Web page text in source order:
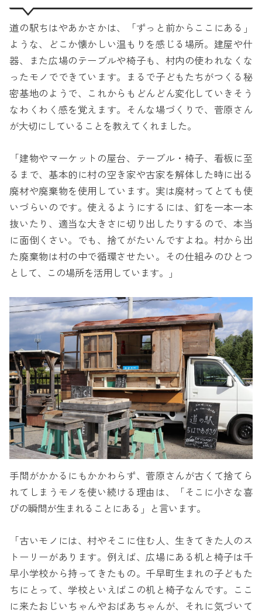
道の駅ちはやあかさかは、「ずっと前からここにある」
ような、どこか懐かしい温もりを感じる場所。建屋や什
器、また広場のテーブルや椅子も、村内の使われなくな
ったモノでできています。まるで子どもたちがつくる秘
密基地のようで、これからもどんどん変化していきそう
なわくわく感を覚えます。そんな場づくりで、菅原さん
が大切にしていることを教えてくれました。
「建物やマーケットの屋台、テーブル・椅子、看板に至
るまで、基本的に村の空き家や古家を解体した時に出る
廃材や廃棄物を使用しています。実は廃材ってとても使
いづらいのです。使えるようにするには、釘を一本一本
抜いたり、適当な大きさに切り出したりするので、本当
に面倒くさい。でも、捨てがたいんですよね。村から出
た廃棄物は村の中で循環させたい。その仕組みのひとつ
として、この場所を活用しています。」
手間がかかるにもかかわらず、菅原さんが古くて捨てら
れてしまうモノを使い続ける理由は、「そこに小さな喜
びの瞬間が生まれることにある」と言います。
「古いモノには、村やそこに住む人、生きてきた人のス
トーリーがあります。例えば、広場にある机と椅子は千
早小学校から持ってきたもの。千早町生まれの子どもた
ちにとって、学校といえばこの机と椅子なんです。ここ
に来たおじいちゃんやおばあちゃんが、それに気づいて